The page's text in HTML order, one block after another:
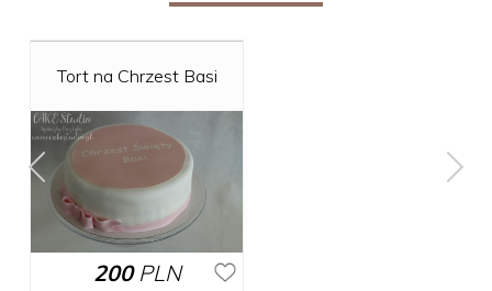
Tort na Chrzest Basi
200PLN